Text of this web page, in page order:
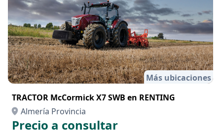
Más ubicaciones
TRACTOR McCormick X7 SWB en RENTING
Almería Provincia
Precio a consultar